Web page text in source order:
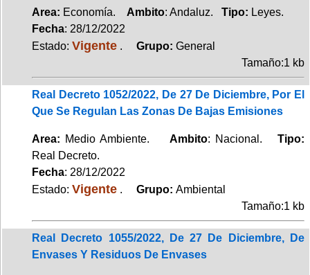
Area: Economía. Ambito: Andaluz. Tipo: Leyes.
Fecha: 28/12/2022
Estado: Vigente . Grupo: General
Tamaño:1 kb
Real Decreto 1052/2022, De 27 De Diciembre, Por El
Que Se Regulan Las Zonas De Bajas Emisiones
Area: Medio Ambiente.Ambito: Nacional.Tipo:
Real Decreto.
Fecha: 28/12/2022
Estado: Vigente . Grupo: Ambiental
Tamaño:1 kb
Real Decreto 1055/2022, De 27 De Diciembre, De
Envases Y Residuos De Envases